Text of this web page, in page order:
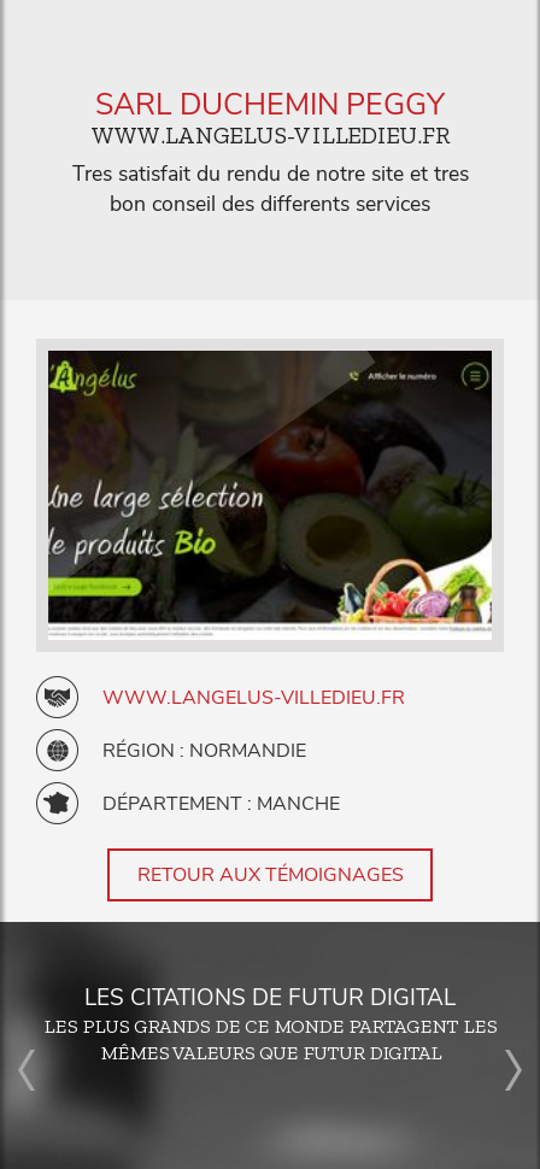
SARL DUCHEMIN PEGGY
WWW.LANGELUS-VILLEDIEU.FR
Tres satisfait du rendu de notre site et tres
bon conseil des differents services
WWW.LANGELUS-VILLEDIEU.FR
RÉGION : NORMANDIE
DÉPARTEMENT : MANCHE
RETOUR AUX TÉMOIGNAGES
LES CITATIONS DE FUTUR DIGITAL
LES PLUS GRANDS DE CE MONDE PARTAGENT LES
MÊMES VALEURS QUE FUTUR DIGITAL